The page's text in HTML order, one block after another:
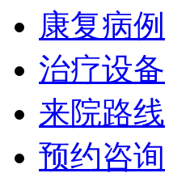
康复病例
治疗设备
来院路线
预约咨询